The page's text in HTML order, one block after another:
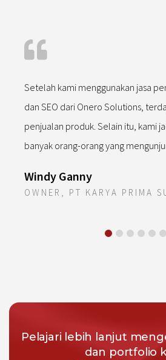
Setelah kami menggunakan jasa
dan SEO dari Onero Solutions,
penjualan produk. Selain itu, kami
banyak orang-orang yang
Windy Ganny
OWNER, PT KARYA PRIMA
Pelajari lebih lanjut
dan portfolio